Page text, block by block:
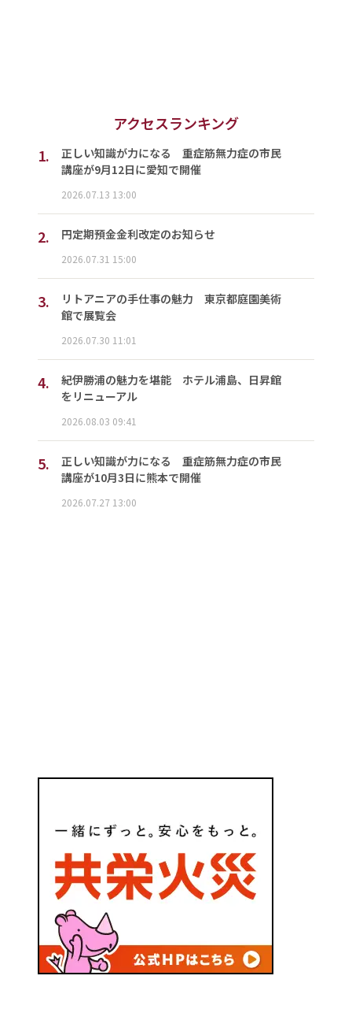
アクセスランキング
1.
正しい知識が力になる 重症筋無力症の市民
講座が9月12日に愛知で開催
2026.07.13 13:00
2. 円定期預金金利改定のお知らせ
2026.07.31 15:00
3.
リトアニアの手仕事の魅力 東京都庭園美術
館で展覧会
2026.07.30 11:01
4.
紀伊勝浦の魅力を堪能 ホテル浦島、日昇館
をリニューアル
2026.08.03 09:41
5.
正しい知識が力になる 重症筋無力症の市民
講座が10月3日に熊本で開催
2026.07.27 13:00